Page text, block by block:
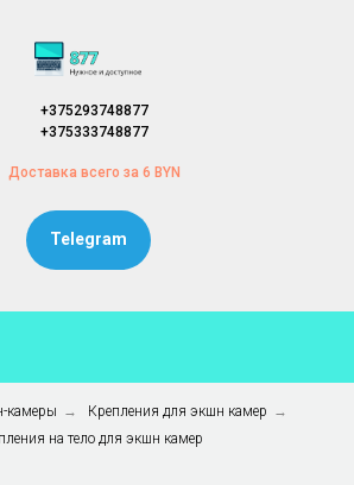
+375293748877
+375333748877
Доставка всего за 6 BYN
Telegram
камеры → Крепления для экшн камер →
на тело для экшн камер